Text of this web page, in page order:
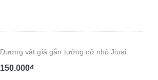
Dương vật giả gắn tường cỡ nhỏ Jiuai
150.000₫